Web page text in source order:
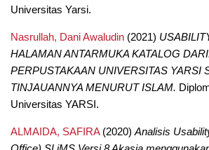
Universitas Yarsi.
Nasrullah, Dani Awaludin(2021)
HALAMAN ANTARMUKA KATALOG
PERPUSTAKAAN UNIVERSITAS YARSI
TINJAUANNYA MENURUT ISLAM.
Universitas YARSI.
ALMAIDA, SAFIRA(2020) Analisis